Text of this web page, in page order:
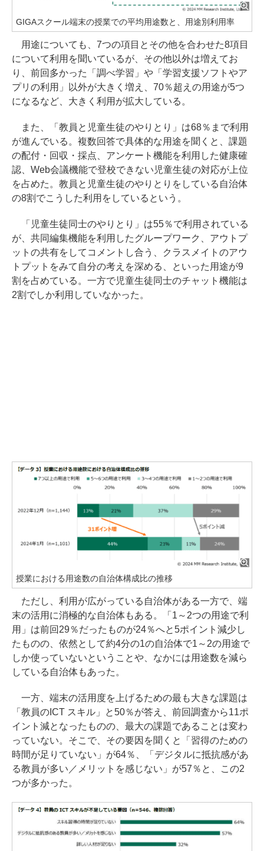
GIGAスクール端末の授業での平均用途数と、用途別利用率
用途についても、7つの項目とその他を合わせた8項目
について利用を聞いているが、その他以外は増えてお
り、前回多かった「調べ学習」や「学習支援ソフトやア
プリの利用」以外が大きく増え、70％超えの用途が5つ
になるなど、大きく利用が拡大している。
また、「教員と児童生徒のやりとり」は68％まで利用
が進んでいる。複数回答で具体的な用途を聞くと、課題
の配付・回収・採点、アンケート機能を利用した健康確
認、Web会議機能で登校できない児童生徒の対応が上位
を占めた。教員と児童生徒のやりとりをしている自治体
の8割でこうした利用をしているという。
「児童生徒同士のやりとり」は55％で利用されている
が、共同編集機能を利用したグループワーク、アウトプ
ットの共有をしてコメントし合う、クラスメイトのアウ
トプットをみて自分の考えを深める、といった用途が9
割を占めている。一方で児童生徒同士のチャット機能は
2割でしか利用していなかった。
授業における用途数の自治体構成比の推移
ただし、利用が広がっている自治体がある一方で、端
末の活用に消極的な自治体もある。「1～2つの用途で利
用」は前回29％だったものが24％へと5ポイント減少し
たものの、依然として約4分の1の自治体で1～2の用途で
しか使っていないということや、なかには用途数を減ら
している自治体もあった。
一方、端末の活用度を上げるための最も大きな課題は
「教員のICT スキル」と50％が答え、前回調査から11ポ
イント減となったものの、最大の課題であることは変わ
っていない。そこで、その要因を聞くと「習得のための
時間が足りていない」が64％、「デジタルに抵抗感があ
る教員が多い／メリットを感じない」が57％と、この2
つが多かった。